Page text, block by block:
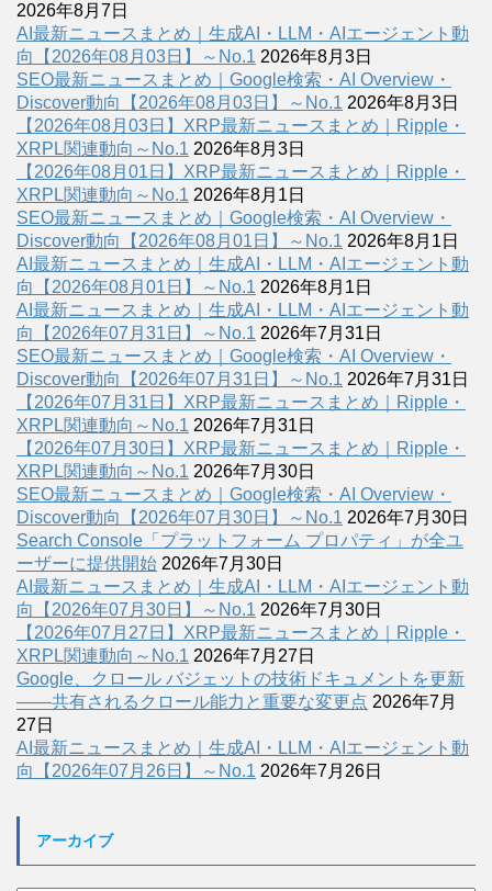
2026年8月7日
AI最新ニュースまとめ｜生成AI・LLM・AIエージェント動
向【2026年08月03日】～No.1 2026年8月3日
SEO最新ニュースまとめ｜Google検索・AI Overview・
Discover動向【2026年08月03日】～No.1 2026年8月3日
【2026年08月03日】XRP最新ニュースまとめ｜Ripple・
XRPL関連動向～No.1 2026年8月3日
【2026年08月01日】XRP最新ニュースまとめ｜Ripple・
XRPL関連動向～No.1 2026年8月1日
SEO最新ニュースまとめ｜Google検索・AI Overview・
Discover動向【2026年08月01日】～No.1 2026年8月1日
AI最新ニュースまとめ｜生成AI・LLM・AIエージェント動
向【2026年08月01日】～No.1 2026年8月1日
AI最新ニュースまとめ｜生成AI・LLM・AIエージェント動
向【2026年07月31日】～No.1 2026年7月31日
SEO最新ニュースまとめ｜Google検索・AI Overview・
Discover動向【2026年07月31日】～No.1 2026年7月31日
【2026年07月31日】XRP最新ニュースまとめ｜Ripple・
XRPL関連動向～No.1 2026年7月31日
【2026年07月30日】XRP最新ニュースまとめ｜Ripple・
XRPL関連動向～No.1 2026年7月30日
SEO最新ニュースまとめ｜Google検索・AI Overview・
Discover動向【2026年07月30日】～No.1 2026年7月30日
Search Console「プラットフォーム プロパティ」が全ユ
ーザーに提供開始 2026年7月30日
AI最新ニュースまとめ｜生成AI・LLM・AIエージェント動
向【2026年07月30日】～No.1 2026年7月30日
【2026年07月27日】XRP最新ニュースまとめ｜Ripple・
XRPL関連動向～No.1 2026年7月27日
Google、クロール バジェットの技術ドキュメントを更新
――共有されるクロール能力と重要な変更点 2026年7月
27日
AI最新ニュースまとめ｜生成AI・LLM・AIエージェント動
向【2026年07月26日】～No.1 2026年7月26日
アーカイブ